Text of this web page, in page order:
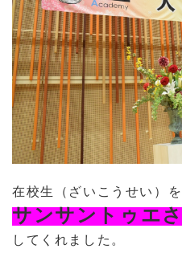
在校生（ざいこうせい）
サンサントゥエ
してくれました。